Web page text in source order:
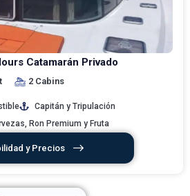
Catamarán Privado
2 Cabins
Capitán y Tripulación
Ron Premium y Fruta
y Precios